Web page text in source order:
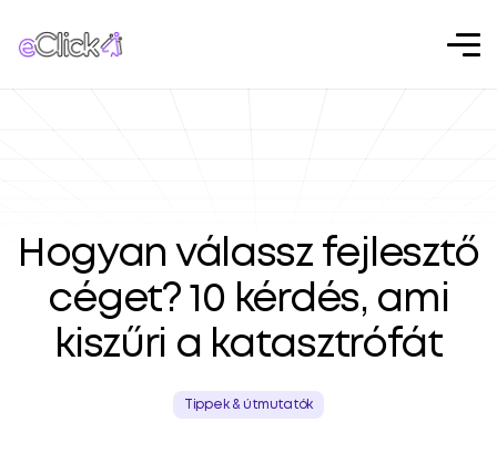
Hogyan válassz fejlesztő céget? 10 kérdés, ami kiszűri a
Hogyan válassz fejlesztő
céget? 10 kérdés, ami
kiszűri a katasztrófát
Tippek & útmutatók